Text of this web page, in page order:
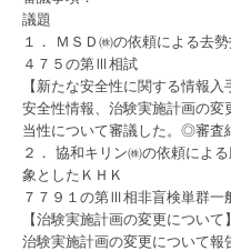
議題
１． ＭＳＤ㈱の依頼による去
４７５の第Ⅲ相試
【新たな安全性に関する情報
安全性情報、治験実施計画の
当性について審議した。◎審査
２． 協和キリン㈱の依頼によ
象としたＫＨＫ
７７９１の第Ⅲ相非盲検単群一
【治験実施計画の変更について】
治験実施計画の変更について報